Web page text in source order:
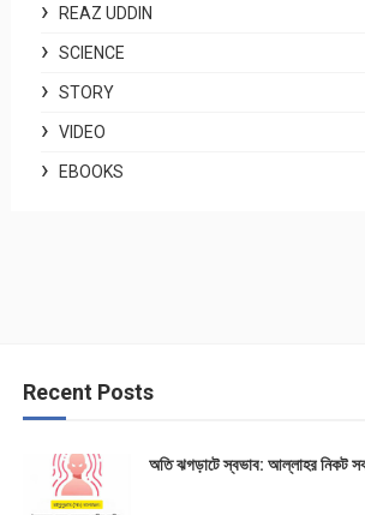
REAZ UDDIN
SCIENCE
STORY
VIDEO
EBOOKS
Recent Posts
অতি ঝগড়াটে স্বভাব: আল্লাহর নিকট